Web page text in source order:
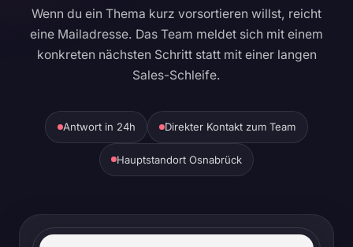
Wenn du ein Thema kurz vorsortieren willst, reicht
eine Mailadresse. Das Team meldet sich mit einem
konkreten nächsten Schritt statt mit einer langen
Sales-Schleife.
Antwort in 24h Direkter Kontakt zum Team
Hauptstandort Osnabrück